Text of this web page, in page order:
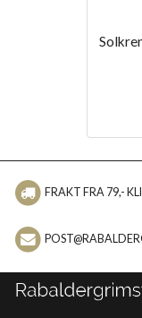
FRAKT FRA 79,-